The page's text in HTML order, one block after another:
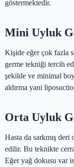
göstermektedir.
Mini Uyluk
Kişide eğer çok fazla
germe tekniği tercih
şekilde ve minimal
aldırma yani
Orta Uyluk
Hasta da sarkmış
edilir. Bu teknikte
Eğer yağ dokusu var